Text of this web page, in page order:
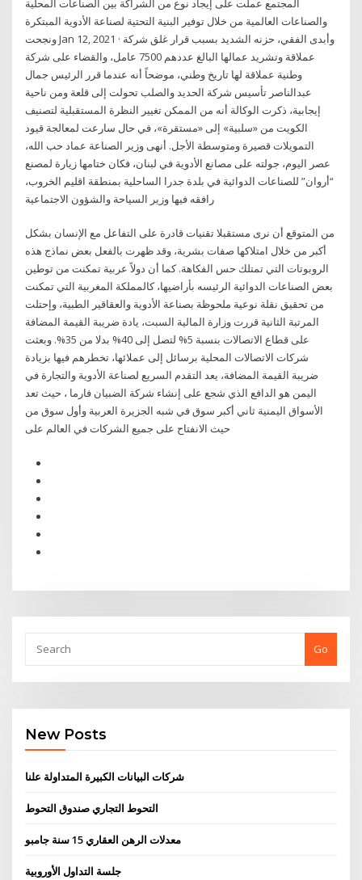
المجتمع عملت على إيجاد نوع من الشراكة بين الصناعات المحلية
والصناعات العالمية من خلال توفير البنية التحتية لصناعة الأدوية المبتكرة
ونجحت Jan 12, 2021 · وأبدى الفقي، حزنه الشديد بسبب قرار غلق شركة
عملاقة وتشريد عمالها البالغ عددهم 7500 عامل، والقضاء على شركة
وطنية عملاقة لها تاريخ وطني، موضحاً أنه عندما قرر الرئيس جمال
عبدالناصر تأسيس شركة الحديد والصلب تحولت إلى قلعة ومن ناحية
إيجابية، ذكرت الوكالة أنه من الممكن تغيير النظرة المستقبلية لتصنيف
الكويت من «سلبية» إلى «مستقرة»، في حال سارعت لمعالجة قيود
التمويلات قصيرة ومتوسطة الأجل. أنهى وزير الصناعة عماد حب الله،
عصر اليوم، جولته على مصانع الأدوية في لبنان، فكان ختامها زيارة لمصنع
“أروان” للصناعات الدوائية في بلدة جدرا الساحلية بمنطقة اقليم الخروب،
رافقه فيها وزير السياحة والشؤون الاجتماعية
من المتوقع أن نرى مستقبلا تقنيات قادرة على التفاعل مع الإنسان بشكل
أكبر من خلال امتلاكها صفات بشرية، وقد ظهرت بالفعل بعض نماذج هذه
الروبوتات التي تمتلك حس الفكاهة. كما أن دولاً عربية تمكنت من توطين
بعض الصناعات الدوائية الرئيسه بأراضيها، كالمملكة المغربية التي تمكنت
من تحقيق نقلة نوعية ملحوظة بصناعة الأدوية والعقاقير الطبية، وإحتلت
المرتبة الثانية قررت وزارة المالية السبت، يادة ضريبة القيمة المضافة
على قطاع الاتصالات بنسبة 5% لتصل إلى 40% بدلا من 35%. وبعثت
شركات الاتصالات المحلية برسائل إلى عملائها، تخطرهم فيها بزيادة
ضريبة القيمة المضافة، يعد التقدم السريع لصناعة الأدوية والتجارة في
اليمن هو الدافع الذي شجع على إنشاء شركة الضبيان فارما ، حيث تعد
الأسواق اليمنية ثاني أكبر سوق في شبه الجزيرة العربية وأول سوق من
حيث الانفتاح على جميع الشركات في العالم على
Go
New Posts
شركات البيانات الكبيرة المتداولة علنا
التحوط التجاري صندوق التحوط
معدلات الرهن العقاري 15 سنة جامبو
جلسة التداول الأوروبية